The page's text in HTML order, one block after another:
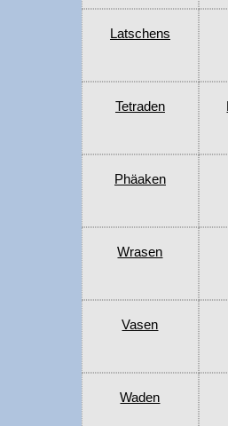
Latschens
Tetraden
Phäaken
Wrasen
Vasen
Waden